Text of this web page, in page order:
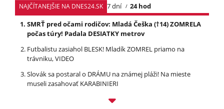
NAJČÍTANEJŠIE NA DNES24.SK 7 dní
24 hod
SMRŤ pred očami rodičov: Mladá Češka (†14) ZOMRELA
počas túry! Padala DESIATKY metrov
Futbalistu zasiahol BLESK! Mladík ZOMREL priamo na
trávniku, VIDEO
Slovák sa postaral o DRÁMU na známej pláži! Na mieste
museli zasahovať KARABINIERI